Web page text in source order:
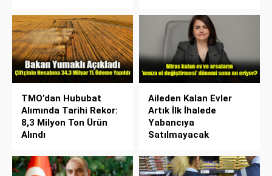
TMO’dan Hububat
Alımında Tarihi Rekor:
8,3 Milyon Ton Ürün
Alındı
Aileden Kalan Evler
Artık İlk İhalede
Yabancıya
Satılmayacak